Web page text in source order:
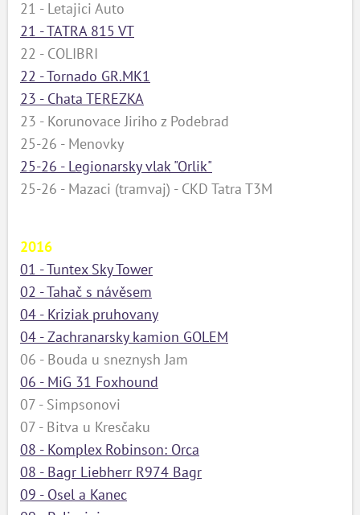
21 - Letajici Auto
21 - TATRA 815 VT
22 - COLIBRI
22 - Tornado GR.MK1
23 - Chata TEREZKA
23 - Korunovace Jiriho z Podebrad
25-26 - Menovky
25-26 - Legionarsky vlak "Orlik"
25-26 - Mazaci (tramvaj) - CKD Tatra T3M
2016
01 - Tuntex Sky Tower
02 - Tahač s návěsem
04 - Kriziak pruhovany
04 - Zachranarsky kamion GOLEM
06 - Bouda u sneznysh Jam
06 - MiG 31 Foxhound
07 - Simpsonovi
07 - Bitva u Kresčaku
08 - Komplex Robinson: Orca
08 - Bagr Liebherr R974 Bagr
09 - Osel a Kanec